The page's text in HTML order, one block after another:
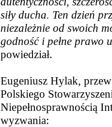
siły ducha. Ten dzień
niezależnie od swoich
godność i pełne prawo
powiedział.
Eugeniusz Hylak,
Polskiego
Niepełnosprawnością
wyzwania: